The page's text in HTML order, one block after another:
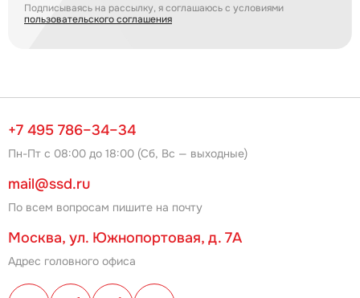
Подписываясь на рассылку, я соглашаюсь с условиями
пользовательского соглашения
+7 495 786–34–34
Пн-Пт с 08:00 до 18:00 (Сб, Вс — выходные)
mail@ssd.ru
По всем вопросам пишите на почту
Москва, ул. Южнопортовая, д. 7А
Адрес головного офиса